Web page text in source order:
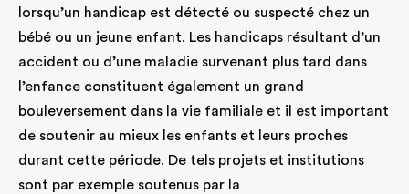
lorsqu’un handicap est détecté ou suspecté chez un
bébé ou un jeune enfant. Les handicaps résultant d’un
accident ou d’une maladie survenant plus tard dans
l’enfance constituent également un grand
bouleversement dans la vie familiale et il est important
de soutenir au mieux les enfants et leurs proches
durant cette période. De tels projets et institutions
sont par exemple soutenus par la